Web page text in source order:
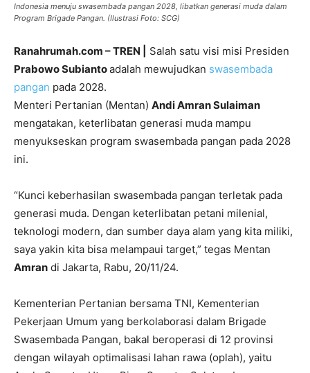
Indonesia menuju swasembada pangan 2028, libatkan generasi muda dalam
Program Brigade Pangan. (Ilustrasi Foto: SCG)
Ranahrumah.com – TREN |
Salah satu visi misi Presiden
Prabowo Subiantoadalah mewujudkan swasembada
pangan pada 2028.
Menteri Pertanian (Mentan) Andi Amran Sulaiman
mengatakan, keterlibatan generasi muda mampu
menyukseskan program swasembada pangan pada 2028
ini.
“Kunci keberhasilan swasembada pangan terletak pada
generasi muda. Dengan keterlibatan petani milenial,
teknologi modern, dan sumber daya alam yang kita miliki,
saya yakin kita bisa melampaui target,” tegas Mentan
Amran di Jakarta, Rabu, 20/11/24.
Kementerian Pertanian bersama TNI, Kementerian
Pekerjaan Umum yang berkolaborasi dalam Brigade
Swasembada Pangan, bakal beroperasi di 12 provinsi
dengan wilayah optimalisasi lahan rawa (oplah), yaitu